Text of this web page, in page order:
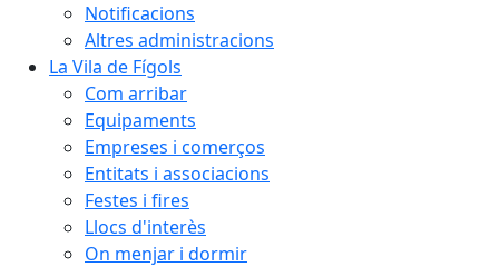
Notificacions
Altres administracions
La Vila de Fígols
Com arribar
Equipaments
Empreses i comerços
Entitats i associacions
Festes i fires
Llocs d'interès
On menjar i dormir